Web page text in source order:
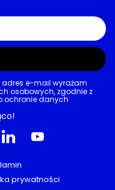
prywatności
adres e-mail wyrażam
osobowych, zgodnie z
ochronie danych